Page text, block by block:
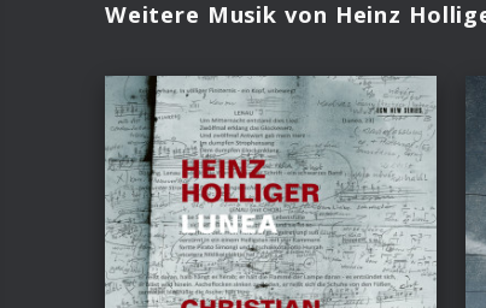
Weitere Musik von Heinz